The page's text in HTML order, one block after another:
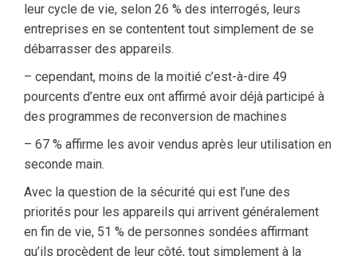
leur cycle de vie, selon 26 % des interrogés, leurs
entreprises en se contentent tout simplement de se
débarrasser des appareils.
– cependant, moins de la moitié c’est-à-dire 49
pourcents d’entre eux ont affirmé avoir déjà participé à
des programmes de reconversion de machines
– 67 % affirme les avoir vendus après leur utilisation en
seconde main.
Avec la question de la sécurité qui est l’une des
priorités pour les appareils qui arrivent généralement
en fin de vie, 51 % de personnes sondées affirmant
qu’ils procèdent de leur côté, tout simplement à la